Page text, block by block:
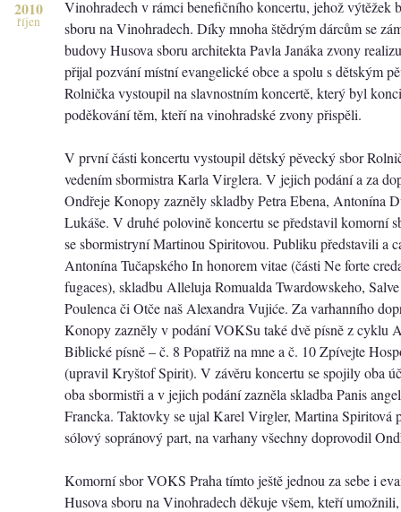
2010
říjen
Vinohradech v rámci benefičního koncertu, jehož výtěžek
sboru na Vinohradech. Díky mnoha štědrým dárcům se
budovy Husova sboru architekta Pavla Janáka zvony
přijal pozvání místní evangelické obce a spolu s dětským
Rolnička vystoupil na slavnostním koncertě, který byl
poděkování těm, kteří na vinohradské zvony přispěli.
V první části koncertu vystoupil dětský pěvecký sbor
vedením sbormistra Karla Virglera. V jejich podání a za
Ondřeje Konopy zazněly skladby Petra Ebena, Antonína
Lukáše. V druhé polovině koncertu se představil komorní
se sbormistryní Martinou Spiritovou. Publiku představili a
Antonína Tučapského In honorem vitae (části Ne forte
fugaces), skladbu Alleluja Romualda Twardowskeho,
Poulenca či Otče naš Alexandra Vujiće. Za varhanního
Konopy zazněly v podání VOKSu také dvě písně z cyklu
Biblické písně – č. 8 Popatřiž na mne a č. 10 Zpívejte
(upravil Kryštof Spirit). V závěru koncertu se spojily oba
oba sbormistři a v jejich podání zazněla skladba Panis
Francka. Taktovky se ujal Karel Virgler, Martina Spiritová
sólový sopránový part, na varhany všechny doprovodil
Komorní sbor VOKS Praha tímto ještě jednou za sebe i
Husova sboru na Vinohradech děkuje všem, kteří